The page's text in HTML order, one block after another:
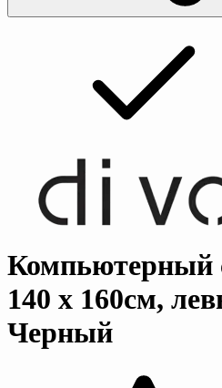
Компьютерный
140 х 160см,
Черный